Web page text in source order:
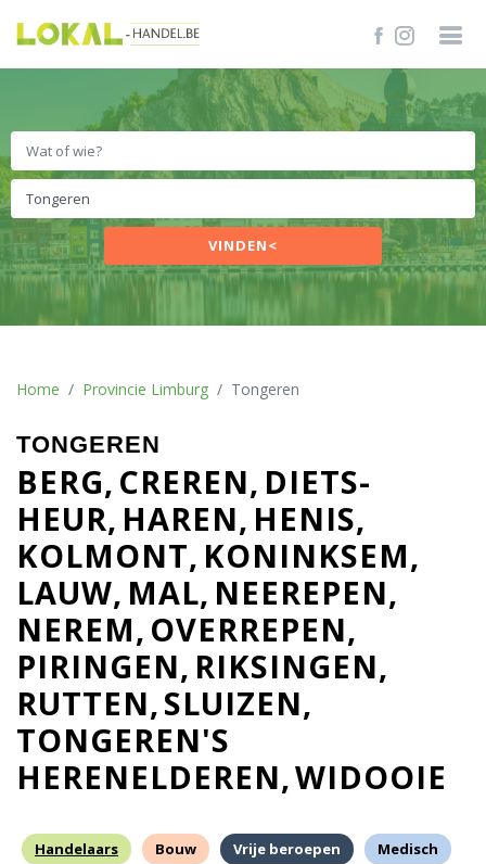
VINDEN<
Home Provincie Limburg Tongeren
TONGEREN
BERG CREREN DIETS-
HEUR HAREN HENIS
KOLMONT KONINKSEM
LAUW MAL NEEREPEN
NEREM OVERREPEN
PIRINGEN RIKSINGEN
RUTTEN SLUIZEN
TONGEREN'S
HERENELDEREN WIDOOIE
Handelaars Bouw Vrije beroepen Medisch